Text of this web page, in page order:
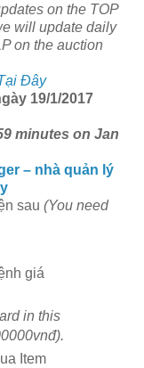
on the TOP
will update daily
on the auction
Đây
19/1/2017
minutes on Jan
– nhà quản lý
sau (You need
giá
in this
Item